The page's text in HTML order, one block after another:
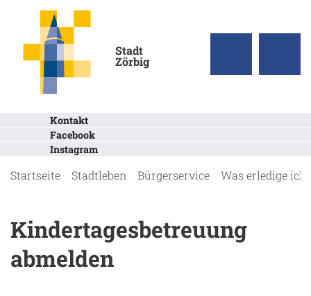
Stadt
Zörbig
Kontakt
Facebook
Instagram
Startseite Stadtleben Bürgerservice Was erledige ich
Kindertagesbetreuung
abmelden